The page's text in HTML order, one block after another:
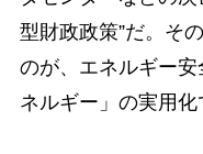
型財政政策”だ。そ
のが、エネルギー
ネルギー」の実用化